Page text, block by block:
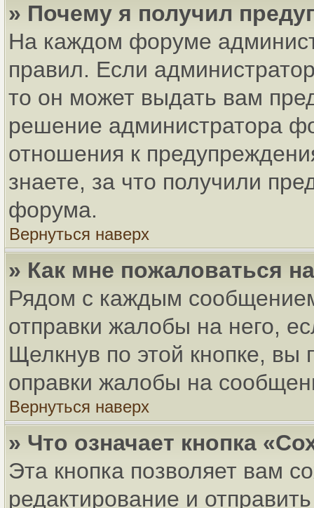
» Почему я получил
На каждом форуме
правил. Если
то он может выдать вам
решение администратора
отношения к
знаете, за что получили
форума.
Вернуться наверх
» Как мне пожаловаться
Рядом с каждым
отправки жалобы на него,
Щелкнув по этой кнопке,
оправки жалобы на
Вернуться наверх
» Что означает кнопка
Эта кнопка позволяет вам
редактирование и